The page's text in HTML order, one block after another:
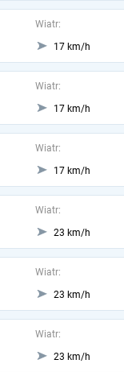
Wiatr:
17 km/h
Wiatr:
17 km/h
Wiatr:
17 km/h
Wiatr:
23 km/h
Wiatr:
23 km/h
Wiatr:
23 km/h